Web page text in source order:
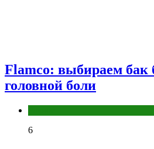
Flamco: выбираем бак
головной боли
6